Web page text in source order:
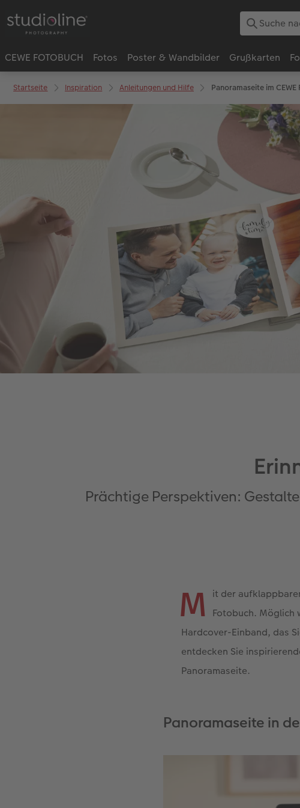
CEWE FOTOBUCH Fotos Poster & Wandbilder Grußkarten
Startseite Inspiration Anleitungen und Hilfe Panoramaseite im
Prächtige Perspektiven:
M it der
Fotobuch. Möglich
Hardcover-Einband, das
entdecken Sie
Panoramaseite.
Panoramaseite in